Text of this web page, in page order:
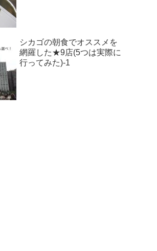
シカゴの朝食でオススメを
網羅した★9店(5つは実際に
行ってみた)-1